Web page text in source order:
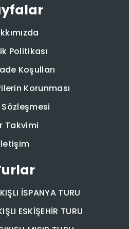
Politikası
Koşulları
Korunması
Sözleşmesi
Takvimi
İSPANYA TURU
ESKİŞEHİR TURU